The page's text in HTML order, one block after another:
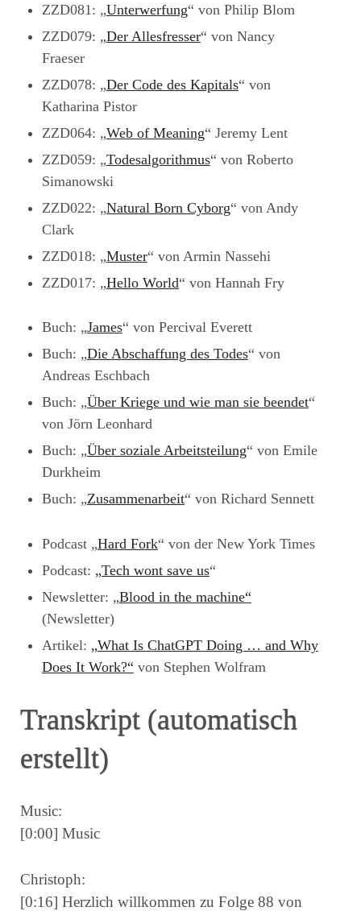
ZZD081: „Unterwerfung“ von Philip Blom
ZZD079: „Der Allesfresser“ von Nancy
Fraeser
ZZD078: „Der Code des Kapitals“ von
Katharina Pistor
ZZD064: „Web of Meaning“ Jeremy Lent
ZZD059: „Todesalgorithmus“ von Roberto
Simanowski
ZZD022: „Natural Born Cyborg“ von Andy
Clark
ZZD018: „Muster“ von Armin Nassehi
ZZD017: „Hello World“ von Hannah Fry
Buch: „James“ von Percival Everett
Buch: „Die Abschaffung des Todes“ von
Andreas Eschbach
Buch: „Über Kriege und wie man sie beendet“
von Jörn Leonhard
Buch: „Über soziale Arbeitsteilung“ von Emile
Durkheim
Buch: „Zusammenarbeit“ von Richard Sennett
Podcast „Hard Fork“ von der New York Times
Podcast: „Tech wont save us“
Newsletter: „Blood in the machine“
(Newsletter)
Artikel: „What Is ChatGPT Doing … and Why
Does It Work?“von Stephen Wolfram
Transkript (automatisch
erstellt)
Music:
[0:00] Music
Christoph:
[0:16] Herzlich willkommen zu Folge 88 von